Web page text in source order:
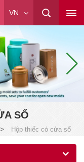
VN
SỔ
> Hộp thiếc có cửa sổ